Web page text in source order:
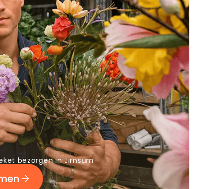
bezorgen in Jirnsum